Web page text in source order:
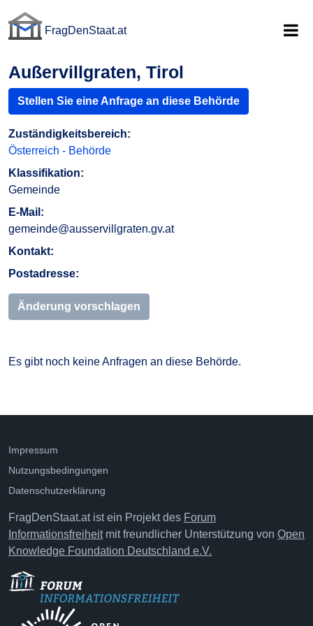
FragDenStaat.at
Außervillgraten, Tirol
Stellen Sie eine Anfrage an diese Behörde
Zuständigkeitsbereich:
Österreich - Behörde
Klassifikation:
Gemeinde
E-Mail:
gemeinde@ausservillgraten.gv.at
Kontakt:
Postadresse:
Änderung vorschlagen
Es gibt noch keine Anfragen an diese Behörde.
Impressum
Nutzungsbedingungen
Datenschutzerklärung
FragDenStaat.at ist ein Projekt des Forum
Informationsfreiheitmit freundlicher Unterstützung von Open
Knowledge Foundation Deutschland e.V.